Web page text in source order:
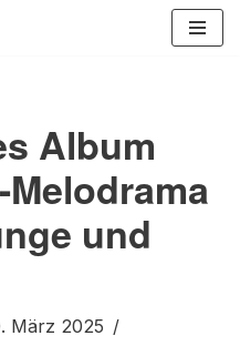
Album
und
März 2025